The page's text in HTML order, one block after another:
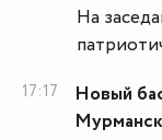
На
17:17
Новый